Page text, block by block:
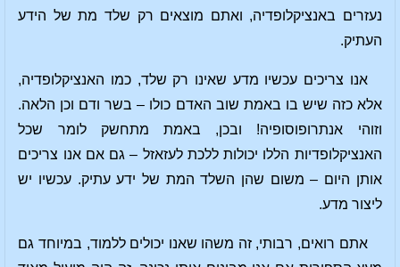
נעזרים באנציקלופדיה, ואתם מוצאים רק שלד מת של הידע
העתיק.
אנו צריכים עכשיו מדע שאינו רק שלד, כמו האנציקלופדיה,
אלא כזה שיש בו באמת שוב האדם כולו – בשר ודם וכן הלאה.
וזוהי אנתרופוסופיה! ובכן, באמת מתחשק לומר שכל
האנציקלופדיות הללו יכולות ללכת לעזאזל – גם אם אנו צריכים
אותן היום – משום שהן השלד המת של ידע עתיק. עכשיו יש
ליצור מדע.
אתם רואים, רבותי, זה משהו שאנו יכולים ללמוד, במיוחד גם